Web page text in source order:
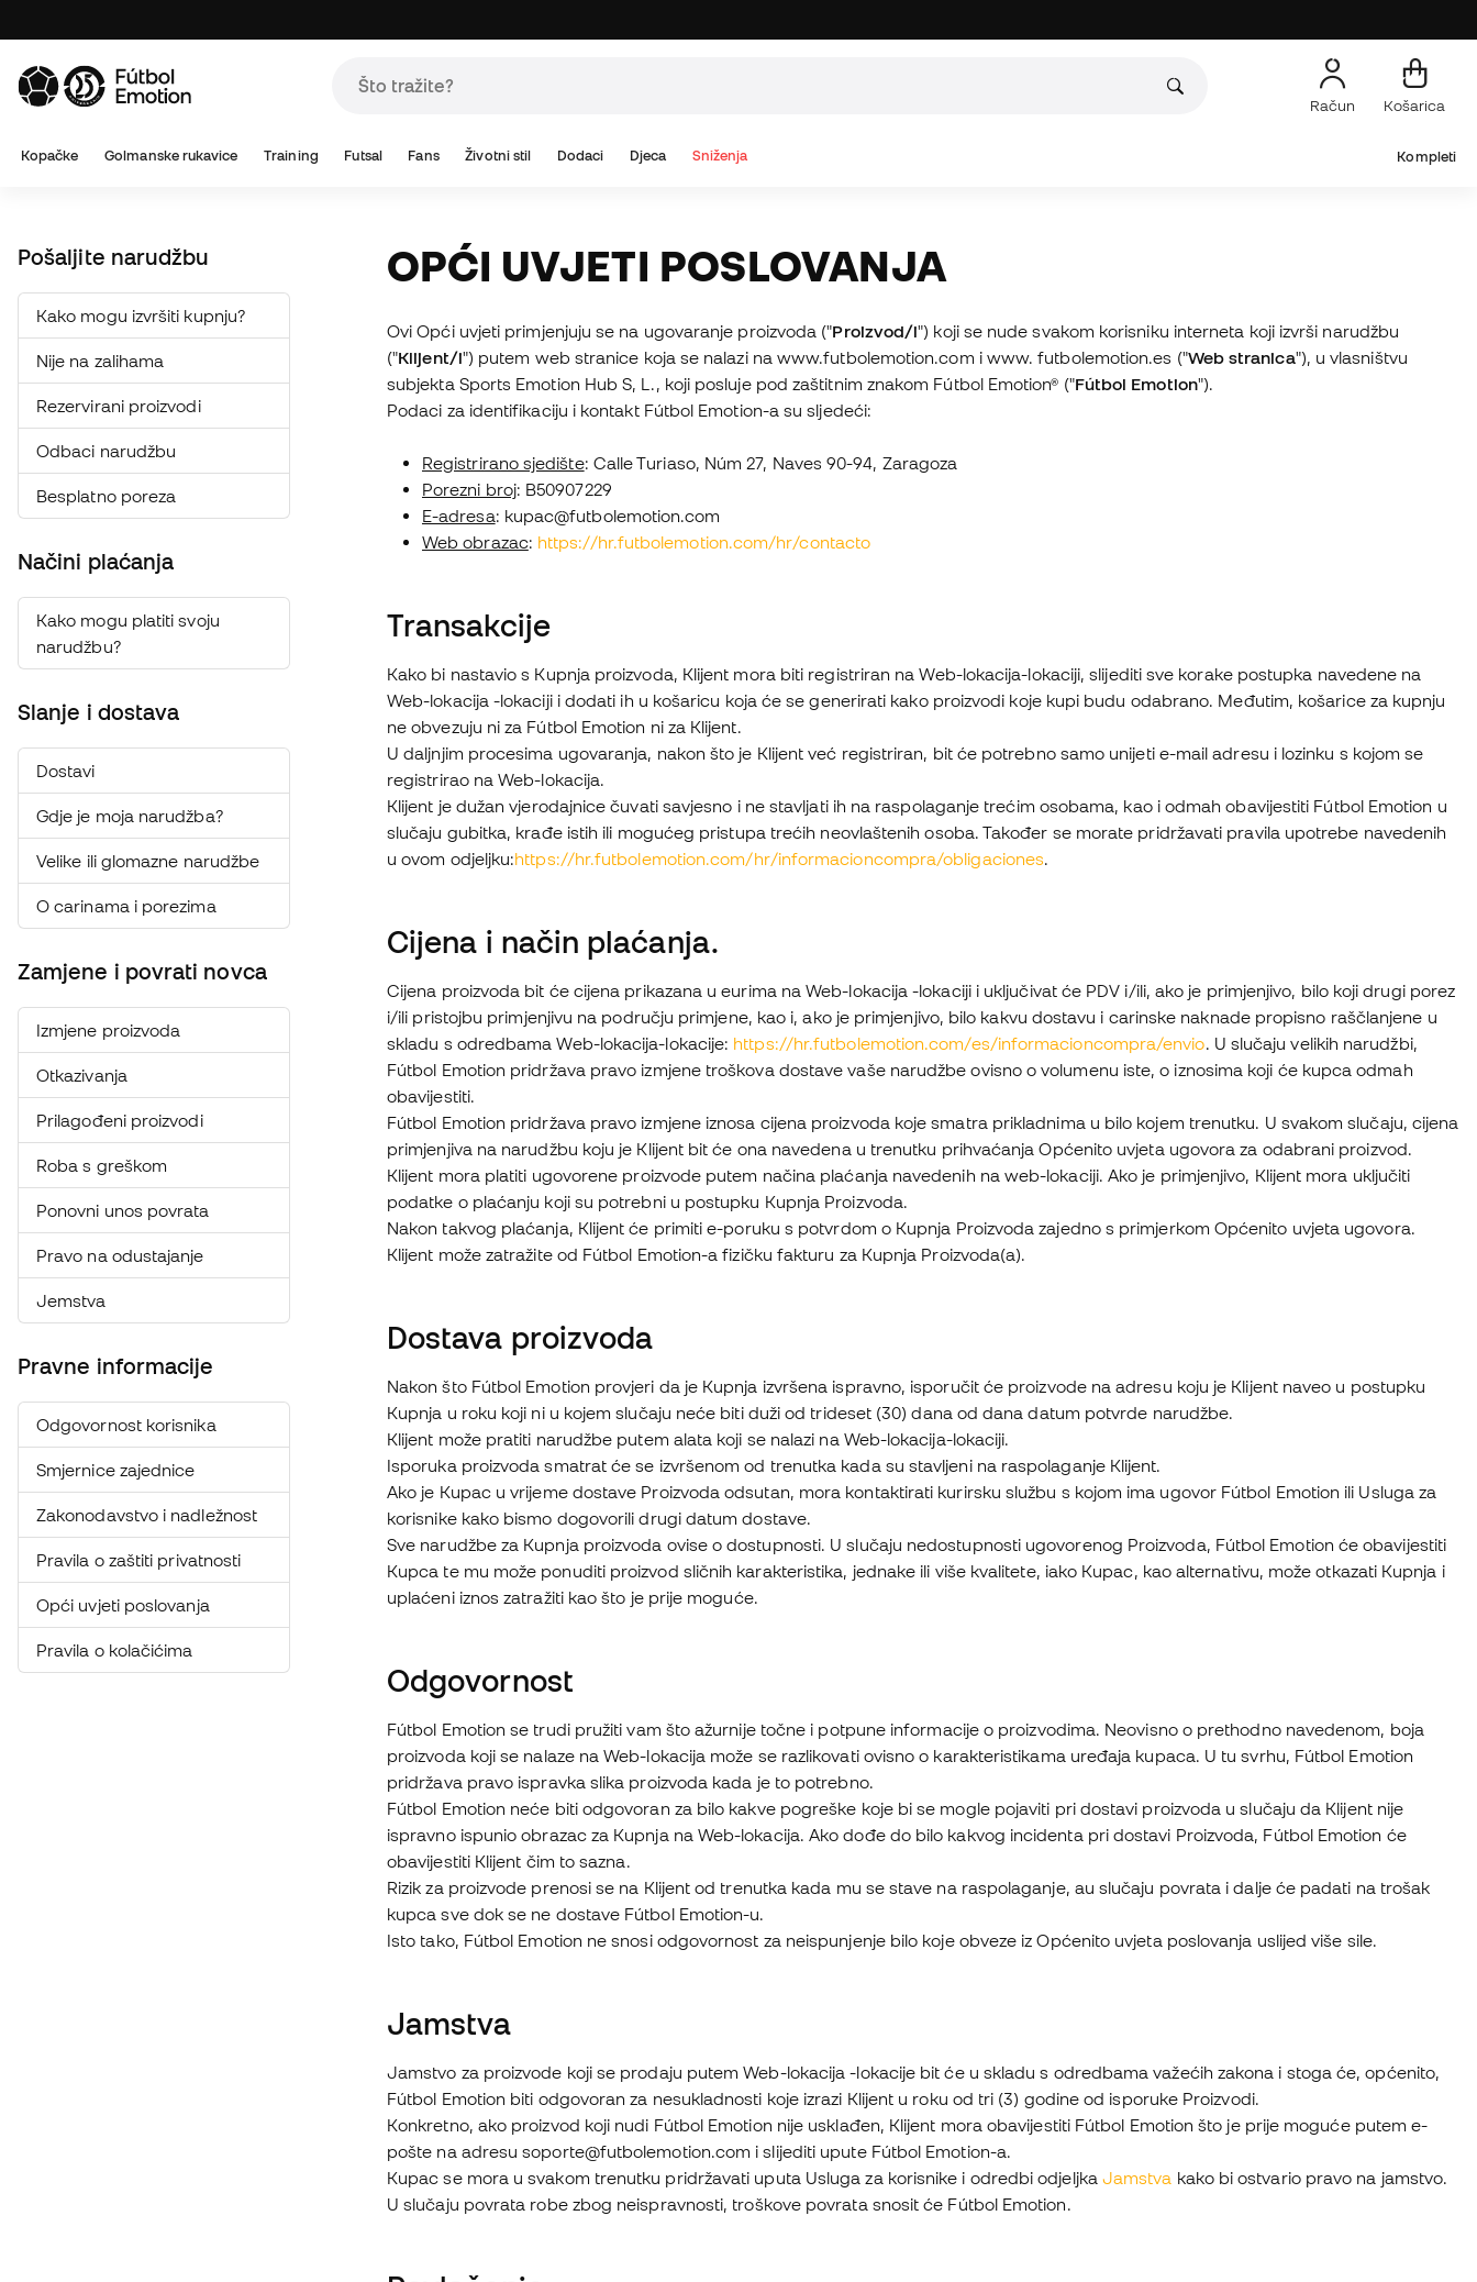
Račun Košarica
Kopačke Golmanske rukavice Training Futsal Fans Životni stil Dodaci Djeca Sniženja Kompleti
Pošaljite narudžbu
Kako mogu izvršiti kupnju?
Nije na zalihama
Rezervirani proizvodi
Odbaci narudžbu
Besplatno poreza
Načini plaćanja
Kako mogu platiti svoju
narudžbu?
Slanje i dostava
Dostavi
Gdje je moja narudžba?
Velike ili glomazne narudžbe
O carinama i porezima
Zamjene i povrati novca
Izmjene proizvoda
Otkazivanja
Prilagođeni proizvodi
Roba s greškom
Ponovni unos povrata
Pravo na odustajanje
Jemstva
Pravne informacije
Odgovornost korisnika
Smjernice zajednice
Zakonodavstvo i nadležnost
Pravila o zaštiti privatnosti
Opći uvjeti poslovanja
Pravila o kolačićima
OPĆI UVJETI POSLOVANJA
Ovi Opći uvjeti primjenjuju se na ugovaranje proizvoda ("Proizvod/i") koji se nude svakom korisniku interneta koji izvrši narudžbu
("Klijent/i") putem web stranice koja se nalazi na www.futbolemotion.com i www. futbolemotion.es ("Web stranica"), u vlasništvu
subjekta Sports Emotion Hub S, L., koji posluje pod zaštitnim znakom Fútbol Emotion® ("Fútbol Emotion").
Podaci za identifikaciju i kontakt Fútbol Emotion-a su sljedeći:
Registrirano sjedište: Calle Turiaso, Núm 27, Naves 90-94, Zaragoza
Porezni broj: B50907229
E-adresa: kupac@futbolemotion.com
Web obrazac: https://hr.futbolemotion.com/hr/contacto
Transakcije
Kako bi nastavio s Kupnja proizvoda, Klijent mora biti registriran na Web-lokacija-lokaciji, slijediti sve korake postupka navedene na
Web-lokacija -lokaciji i dodati ih u košaricu koja će se generirati kako proizvodi koje kupi budu odabrano. Međutim, košarice za kupnju
ne obvezuju ni za Fútbol Emotion ni za Klijent.
U daljnjim procesima ugovaranja, nakon što je Klijent već registriran, bit će potrebno samo unijeti e-mail adresu i lozinku s kojom se
registrirao na Web-lokacija.
Klijent je dužan vjerodajnice čuvati savjesno i ne stavljati ih na raspolaganje trećim osobama, kao i odmah obavijestiti Fútbol Emotion u
slučaju gubitka, krađe istih ili mogućeg pristupa trećih neovlaštenih osoba. Također se morate pridržavati pravila upotrebe navedenih
u ovom odjeljku:https://hr.futbolemotion.com/hr/informacioncompra/obligaciones.
Cijena i način plaćanja.
Cijena proizvoda bit će cijena prikazana u eurima na Web-lokacija -lokaciji i uključivat će PDV i/ili, ako je primjenjivo, bilo koji drugi porez
i/ili pristojbu primjenjivu na području primjene, kao i, ako je primjenjivo, bilo kakvu dostavu i carinske naknade propisno raščlanjene u
skladu s odredbama Web-lokacija-lokacije: https://hr.futbolemotion.com/es/informacioncompra/envio. U slučaju velikih narudžbi,
Fútbol Emotion pridržava pravo izmjene troškova dostave vaše narudžbe ovisno o volumenu iste, o iznosima koji će kupca odmah
obavijestiti.
Fútbol Emotion pridržava pravo izmjene iznosa cijena proizvoda koje smatra prikladnima u bilo kojem trenutku. U svakom slučaju, cijena
primjenjiva na narudžbu koju je Klijent bit će ona navedena u trenutku prihvaćanja Općenito uvjeta ugovora za odabrani proizvod.
Klijent mora platiti ugovorene proizvode putem načina plaćanja navedenih na web-lokaciji. Ako je primjenjivo, Klijent mora uključiti
podatke o plaćanju koji su potrebni u postupku Kupnja Proizvoda.
Nakon takvog plaćanja, Klijent će primiti e-poruku s potvrdom o Kupnja Proizvoda zajedno s primjerkom Općenito uvjeta ugovora.
Klijent može zatražite od Fútbol Emotion-a fizičku fakturu za Kupnja Proizvoda(a).
Dostava proizvoda
Nakon što Fútbol Emotion provjeri da je Kupnja izvršena ispravno, isporučit će proizvode na adresu koju je Klijent naveo u postupku
Kupnja u roku koji ni u kojem slučaju neće biti duži od trideset (30) dana od dana datum potvrde narudžbe.
Klijent može pratiti narudžbe putem alata koji se nalazi na Web-lokacija-lokaciji.
Isporuka proizvoda smatrat će se izvršenom od trenutka kada su stavljeni na raspolaganje Klijent.
Ako je Kupac u vrijeme dostave Proizvoda odsutan, mora kontaktirati kurirsku službu s kojom ima ugovor Fútbol Emotion ili Usluga za
korisnike kako bismo dogovorili drugi datum dostave.
Sve narudžbe za Kupnja proizvoda ovise o dostupnosti. U slučaju nedostupnosti ugovorenog Proizvoda, Fútbol Emotion će obavijestiti
Kupca te mu može ponuditi proizvod sličnih karakteristika, jednake ili više kvalitete, iako Kupac, kao alternativu, može otkazati Kupnja i
uplaćeni iznos zatražiti kao što je prije moguće.
Odgovornost
Fútbol Emotion se trudi pružiti vam što ažurnije točne i potpune informacije o proizvodima. Neovisno o prethodno navedenom, boja
proizvoda koji se nalaze na Web-lokacija može se razlikovati ovisno o karakteristikama uređaja kupaca. U tu svrhu, Fútbol Emotion
pridržava pravo ispravka slika proizvoda kada je to potrebno.
Fútbol Emotion neće biti odgovoran za bilo kakve pogreške koje bi se mogle pojaviti pri dostavi proizvoda u slučaju da Klijent nije
ispravno ispunio obrazac za Kupnja na Web-lokacija. Ako dođe do bilo kakvog incidenta pri dostavi Proizvoda, Fútbol Emotion će
obavijestiti Klijent čim to sazna.
Rizik za proizvode prenosi se na Klijent od trenutka kada mu se stave na raspolaganje, au slučaju povrata i dalje će padati na trošak
kupca sve dok se ne dostave Fútbol Emotion-u.
Isto tako, Fútbol Emotion ne snosi odgovornost za neispunjenje bilo koje obveze iz Općenito uvjeta poslovanja uslijed više sile.
Jamstva
Jamstvo za proizvode koji se prodaju putem Web-lokacija -lokacije bit će u skladu s odredbama važećih zakona i stoga će, općenito,
Fútbol Emotion biti odgovoran za nesukladnosti koje izrazi Klijent u roku od tri (3) godine od isporuke Proizvodi.
Konkretno, ako proizvod koji nudi Fútbol Emotion nije usklađen, Klijent mora obavijestiti Fútbol Emotion što je prije moguće putem e-
pošte na adresu soporte@futbolemotion.com i slijediti upute Fútbol Emotion-a.
Kupac se mora u svakom trenutku pridržavati uputa Usluga za korisnike i odredbi odjeljka Jamstva kako bi ostvario pravo na jamstvo.
U slučaju povrata robe zbog neispravnosti, troškove povrata snosit će Fútbol Emotion.